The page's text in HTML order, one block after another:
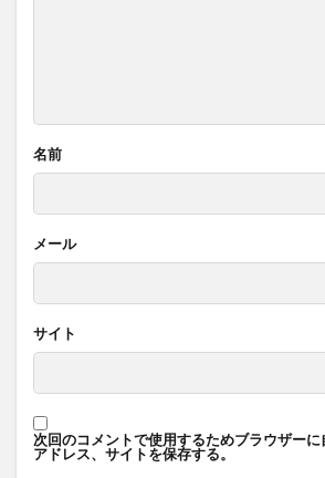
名前
メール
サイト
次回のコメントで使用するためブラウザー
アドレス、サイトを保存する。